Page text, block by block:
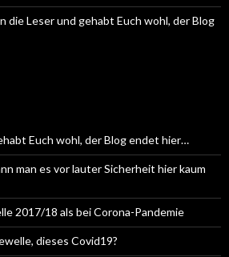
die Leser und gehabt Euch wohl, der Blog
Euch wohl, der Blog endet hier…
man es vor lauter Sicherheit hier kaum
2017/18 als bei Corona-Pandemie
dieses Covid19?